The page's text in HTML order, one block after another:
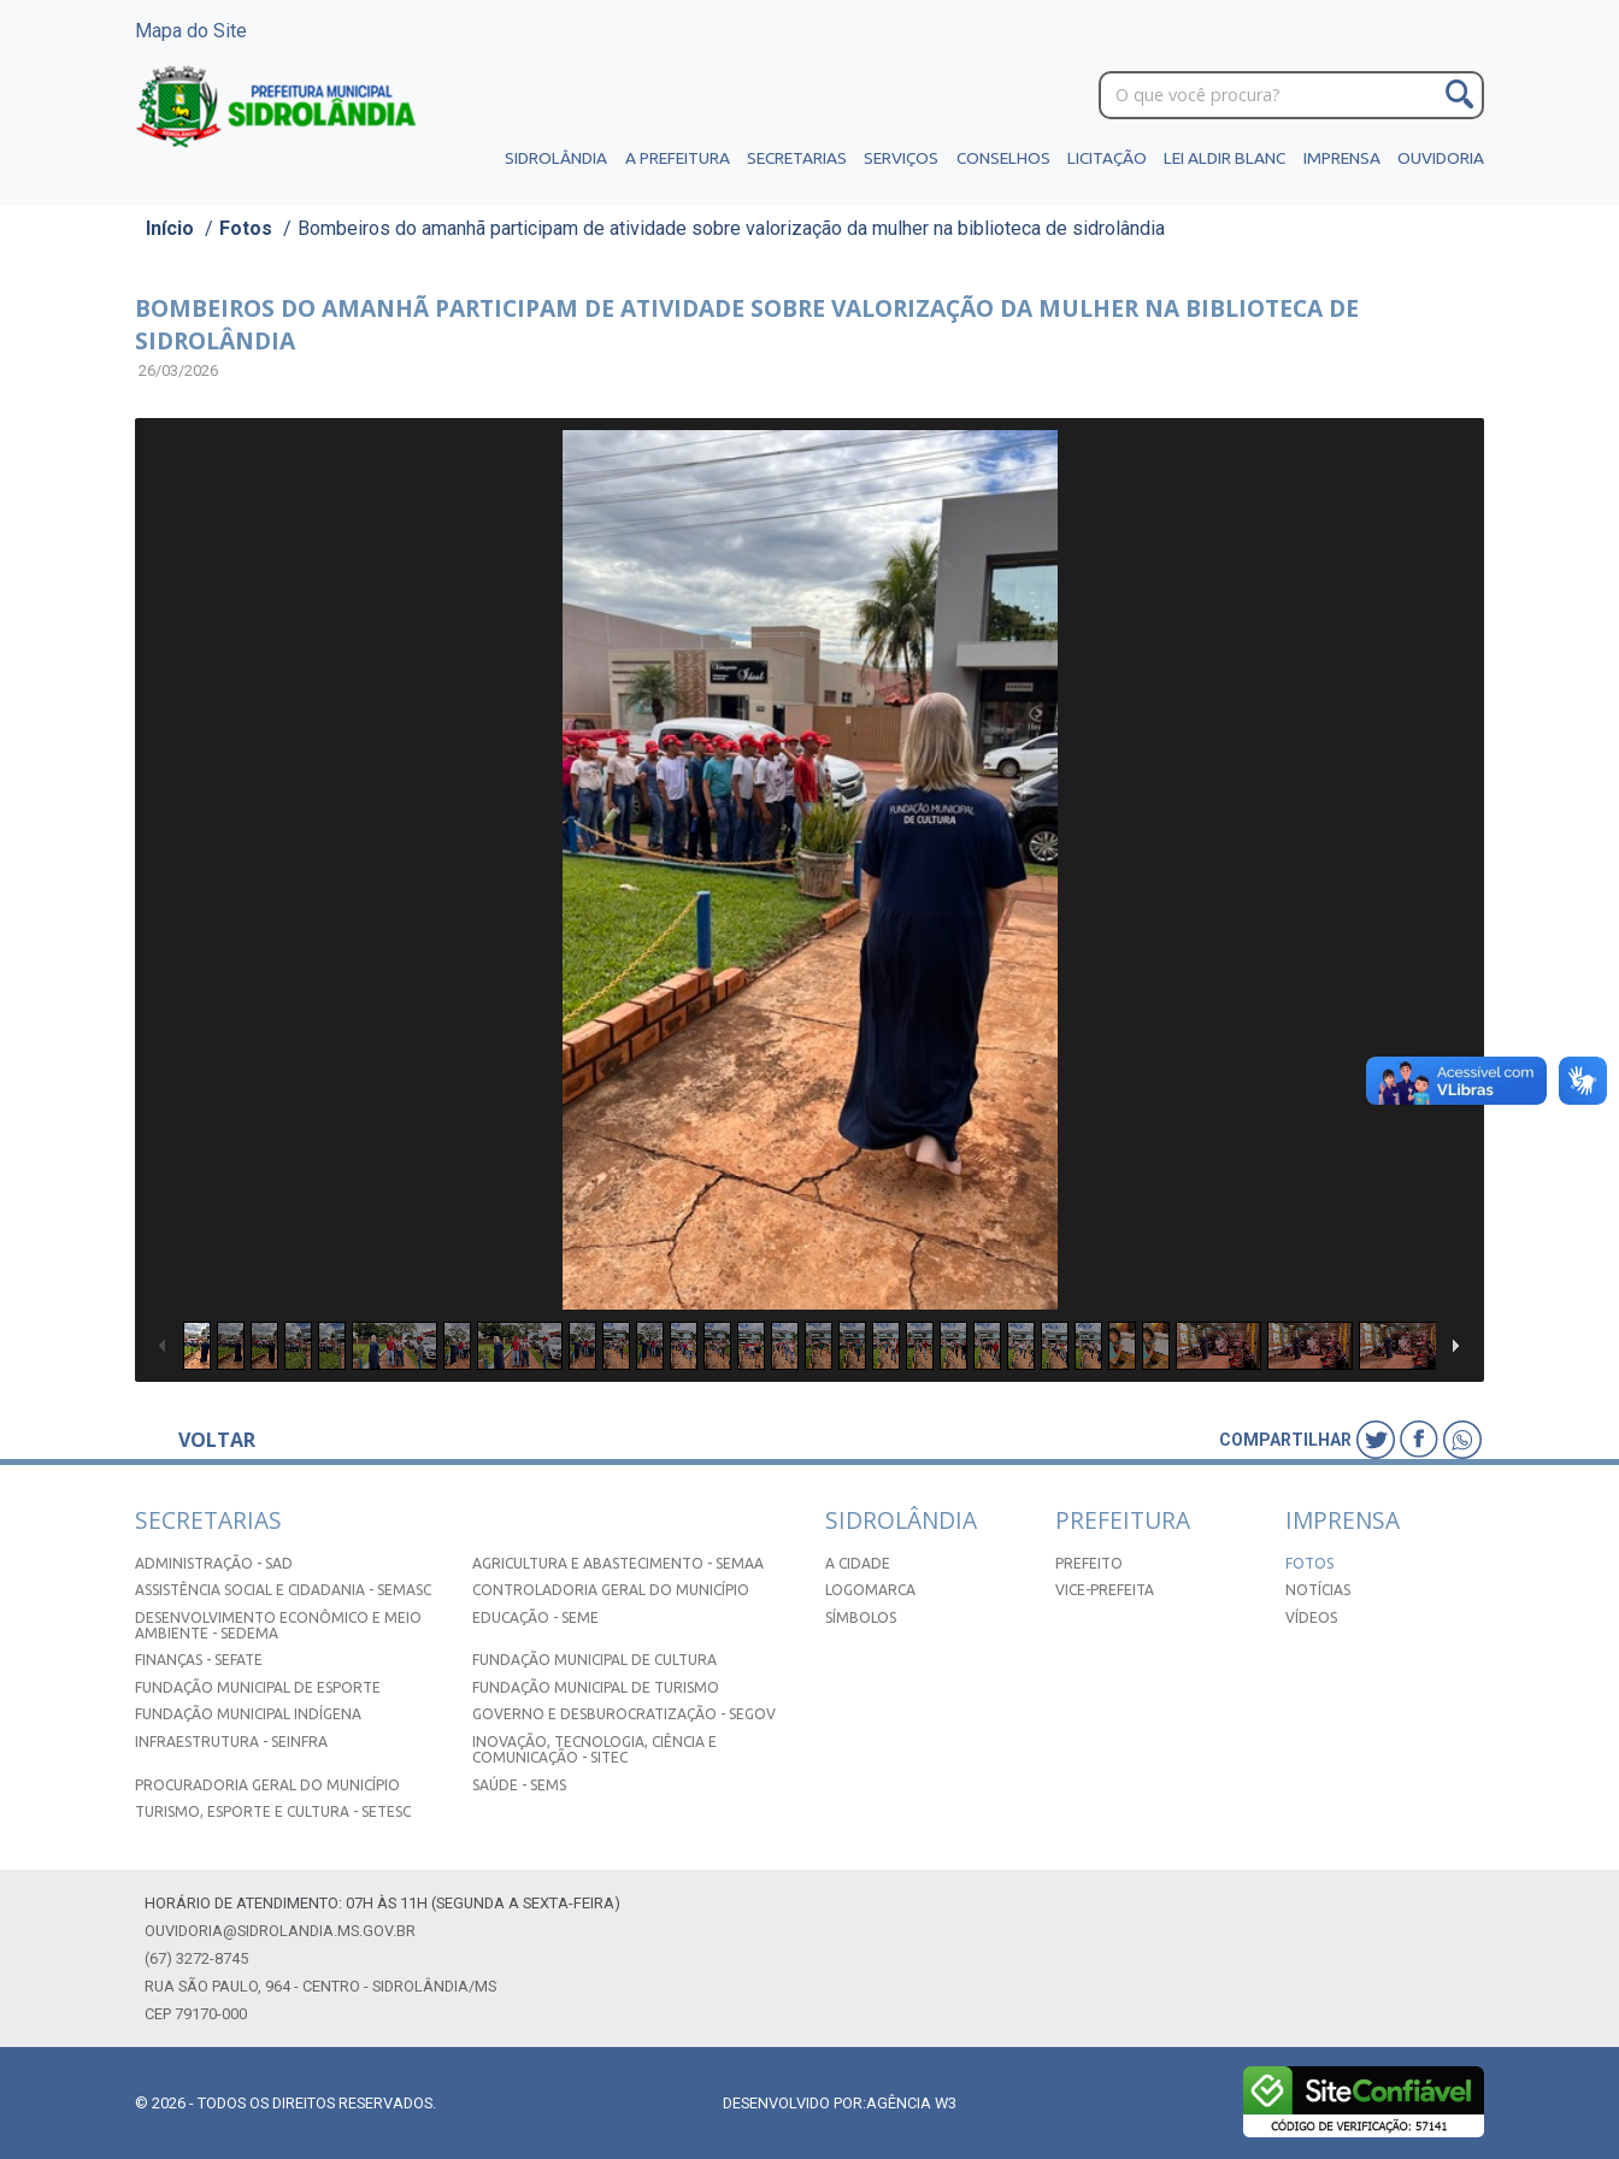
Mapa do Site
SIDROLÂNDIA A PREFEITURA SECRETARIAS SERVIÇOS CONSELHOS LICITAÇÃO LEI ALDIR BLANC IMPRENSA OUVIDORIA
Início / Fotos / Bombeiros do amanhã participam de atividade sobre valorização da mulher na biblioteca de sidrolândia
BOMBEIROS DO AMANHÃ PARTICIPAM DE ATIVIDADE SOBRE VALORIZAÇÃO DA MULHER NA BIBLIOTECA DE
SIDROLÂNDIA
26/03/2026
VOLTAR COMPARTILHAR
SECRETARIAS
ADMINISTRAÇÃO - SAD
AGRICULTURA E ABASTECIMENTO - SEMAA
ASSISTÊNCIA SOCIAL E CIDADANIA - SEMASC
CONTROLADORIA GERAL DO MUNICÍPIO
DESENVOLVIMENTO ECONÔMICO E MEIO
AMBIENTE - SEDEMA
EDUCAÇÃO - SEME
FINANÇAS - SEFATE
FUNDAÇÃO MUNICIPAL DE CULTURA
FUNDAÇÃO MUNICIPAL DE ESPORTE
FUNDAÇÃO MUNICIPAL DE TURISMO
FUNDAÇÃO MUNICIPAL INDÍGENA
GOVERNO E DESBUROCRATIZAÇÃO - SEGOV
INFRAESTRUTURA - SEINFRA
INOVAÇÃO, TECNOLOGIA, CIÊNCIA E
COMUNICAÇÃO - SITEC
PROCURADORIA GERAL DO MUNICÍPIO
SAÚDE - SEMS
TURISMO, ESPORTE E CULTURA - SETESC
SIDROLÂNDIA
A CIDADE
LOGOMARCA
SÍMBOLOS
PREFEITURA
PREFEITO
VICE-PREFEITA
IMPRENSA
FOTOS
NOTÍCIAS
VÍDEOS
HORÁRIO DE ATENDIMENTO: 07H ÀS 11H (SEGUNDA A SEXTA-FEIRA)
OUVIDORIA@SIDROLANDIA.MS.GOV.BR
(67) 3272-8745
RUA SÃO PAULO, 964 - CENTRO - SIDROLÂNDIA/MS
CEP 79170-000
© 2026 - TODOS OS DIREITOS RESERVADOS. DESENVOLVIDO POR:AGÊNCIA W3